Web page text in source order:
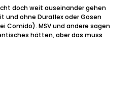
doch weit auseinander gehen
und ohne Duraflex oder Gosen
Comido). MSV und andere sagen
hätten, aber das muss